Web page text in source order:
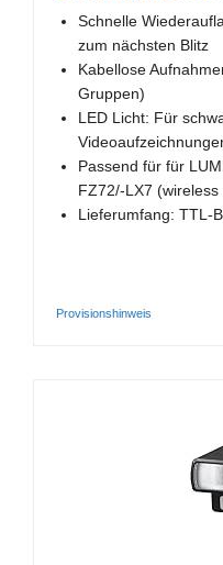
Schnelle
zum nächsten Blitz
Kabellose
Gruppen)
LED Licht: Für
Passend für für
FZ72/-LX7
Lieferumfang: TTL-
Provisionshinweis